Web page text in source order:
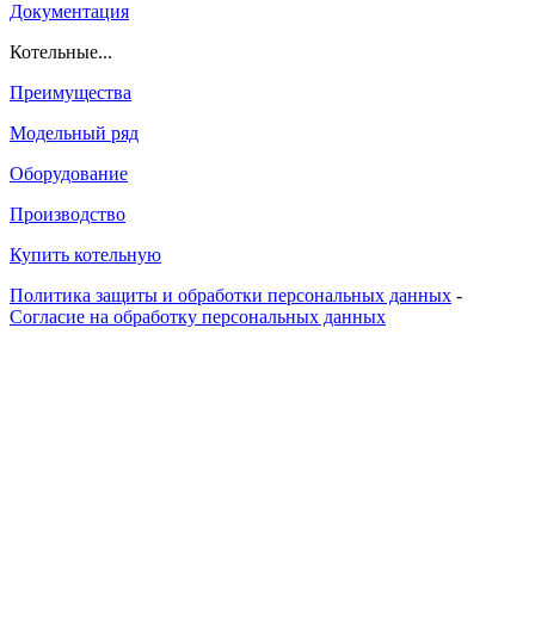
Документация
Котельные...
Преимущества
Модельный ряд
Оборудование
Производство
Купить котельную
Политика защиты и обработки персональных данных -
Согласие на обработку персональных данных